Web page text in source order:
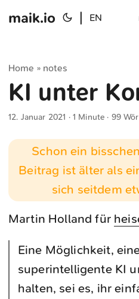
maik.io EN
Home » notes
KI unter
12. Januar 2021 · 1 Minute · 99
Schon ein
Beitrag ist älter als
sich seitdem
Martin Holland für
Eine Möglichkeit,
superintelligente KI
halten, sei es, ihr